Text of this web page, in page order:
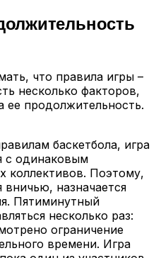
что правила игры –
несколько факторов,
ее продолжительность.
баскетбола, игра
с одинаковым
коллективов. Поэтому,
назначается
Пятиминутный
несколько раз:
ограничение
времени. Игра